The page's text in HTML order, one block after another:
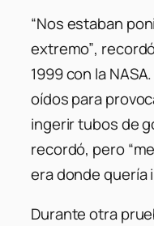
“Nos estaban
extremo”,
1999 con la
oídos para
ingerir tubos de
recordó, pero
era donde quería
Durante otra